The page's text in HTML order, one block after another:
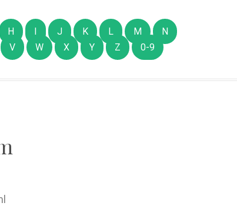
H I J K L M
N
V W X Y Z 0-9